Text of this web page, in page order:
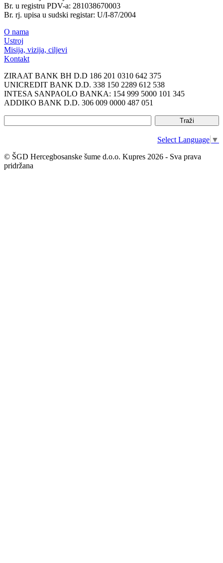
Br. u registru PDV-a: 281038670003
Br. rj. upisa u sudski registar: U/I-87/2004
O nama
Ustroj
Misija, vizija, ciljevi
Kontakt
ZIRAAT BANK BH D.D 186 201 0310 642 375
UNICREDIT BANK D.D. 338 150 2289 612 538
INTESA SANPAOLO BANKA: 154 999 5000 101 345
ADDIKO BANK D.D. 306 009 0000 487 051
Select Language ▼
© ŠGD Hercegbosanske šume d.o.o. Kupres 2026 - Sva prava
pridržana